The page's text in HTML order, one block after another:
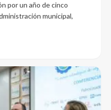
por un año de cinco
municipal,